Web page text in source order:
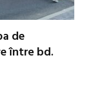
de
între bd.